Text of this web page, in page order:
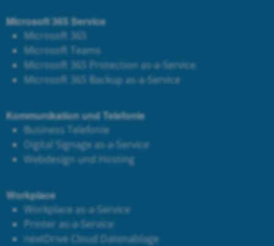
Microsoft 365 Service
Microsoft 365
Microsoft Teams
Microsoft 365 Protection as-a-Service
Microsoft 365 Backup as-a-Service
Kommunikation und Telefonie
Business Telefonie
Digital Signage as-a-Service
Webdesign und Hosting
Workplace
Workplace as-a-Service
Printer as-a-Service
nextDrive Cloud Datenablage